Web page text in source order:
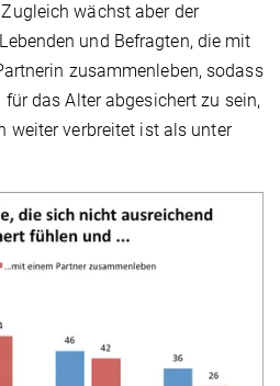
wächst aber der
und Befragten, die mit
zusammenleben, sodass
das Alter abgesichert zu sein,
weiter verbreitet ist als unter